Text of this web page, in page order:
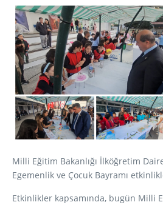
Milli Eğitim Bakanlığı İlköğretim
Egemenlik ve Çocuk Bayramı
Etkinlikler kapsamında, bugün Milli